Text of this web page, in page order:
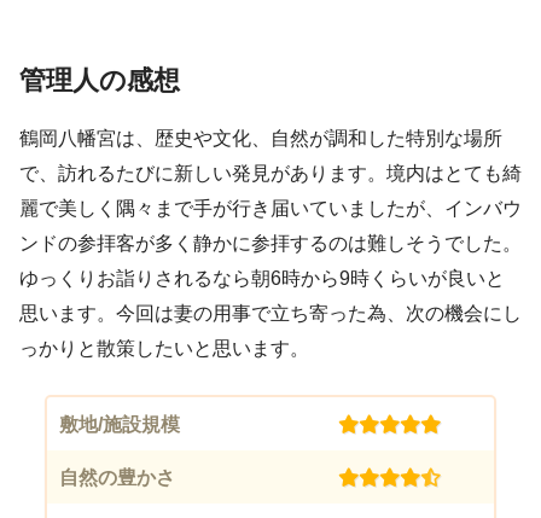
管理人の感想
鶴岡八幡宮は、歴史や文化、自然が調和した特別な場所
で、訪れるたびに新しい発見があります。境内はとても綺
麗で美しく隅々まで手が行き届いていましたが、インバウ
ンドの参拝客が多く静かに参拝するのは難しそうでした。
ゆっくりお詣りされるなら朝6時から9時くらいが良いと
思います。今回は妻の用事で立ち寄った為、次の機会にし
っかりと散策したいと思います。
敷地/施設規模 (5)
自然の豊かさ (4.5)